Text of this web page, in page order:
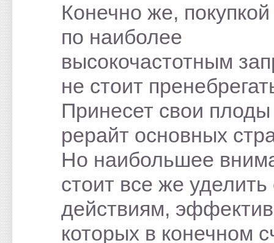
Конечно же,
по наиболее
высокочастотным
не стоит
Принесет свои
рерайт основных
Но наибольшее
стоит все же
действиям,
которых в конечном